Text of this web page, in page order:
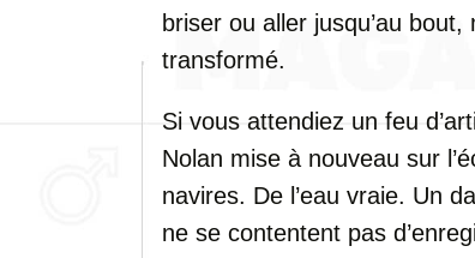
briser ou aller jusqu’au
transformé.
Si vous attendiez un feu
Nolan mise à nouveau sur
navires. De l’eau vraie. Un
ne se contentent pas